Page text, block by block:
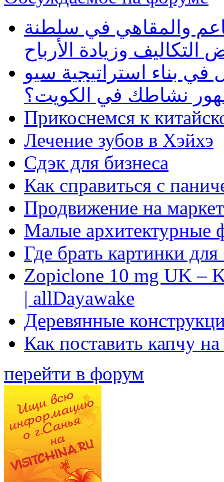
والمقاهي في سلطنة
وزيادة الأرباح
بناء استراتيجية سيو
نشاطك في الكويت؟
Прикоснемся к
Лечение зубов в Хэйхэ
Сдэк для бизнеса
Как справиться с
Продвижение на
Малые архитектурные
Где брать картинки
Zopiclone 10 mg UK –
| allDayawake
Деревянные
Как поставить капчу
перейти в форум